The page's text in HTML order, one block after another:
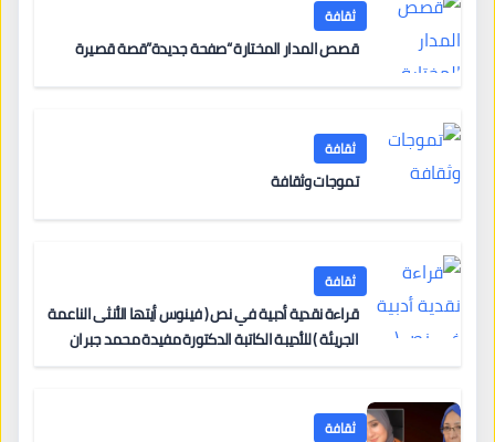
ثقافة
قصص المدار المختارة “صفحة جديدة”قصة قصيرة
ثقافة
تموجات وثقافة
ثقافة
قراءة نقدية أدبية في نص ( فينوس أيتها الأنثى الناعمة
الجريئة ) للأديبة الكاتبة الدكتورة مفيدة محمد جبران
ثقافة